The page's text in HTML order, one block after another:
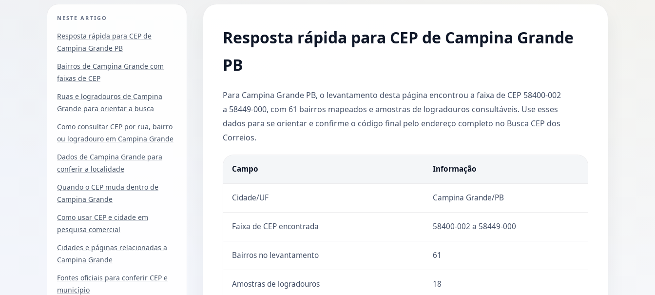
NESTE ARTIGO
Resposta rápida para CEP de
Campina Grande PB
Bairros de Campina Grande com
faixas de CEP
Ruas e logradouros de Campina
Grande para orientar a busca
Como consultar CEP por rua, bairro
ou logradouro em Campina Grande
Dados de Campina Grande para
conferir a localidade
Quando o CEP muda dentro de
Campina Grande
Como usar CEP e cidade em
pesquisa comercial
Cidades e páginas relacionadas a
Campina Grande
Fontes oficiais para conferir CEP e
município
Resposta rápida para CEP de Campina Grande
PB
Para Campina Grande PB, o levantamento desta página encontrou a faixa de CEP 58400-002
a 58449-000, com 61 bairros mapeados e amostras de logradouros consultáveis. Use esses
dados para se orientar e confirme o código final pelo endereço completo no Busca CEP dos
Correios.
Campo Informação
Cidade/UF Campina Grande/PB
Faixa de CEP encontrada 58400-002 a 58449-000
Bairros no levantamento 61
Amostras de logradouros 18